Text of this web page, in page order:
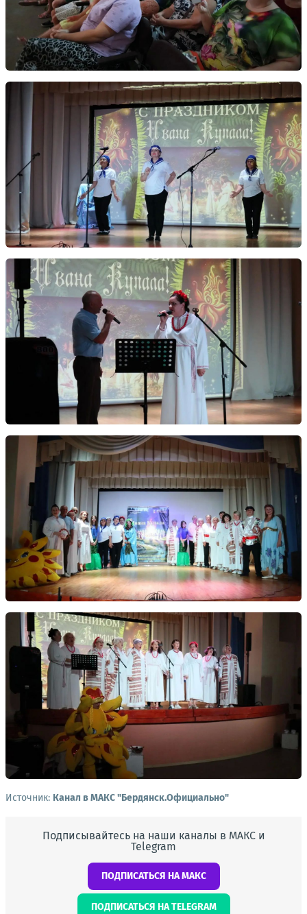
Источник: Канал в МАКС "Бердянск.Официально"
Подписывайтесь на наши каналы в МАКС и
Telegram
ПОДПИСАТЬСЯ НА МАКС
ПОДПИСАТЬСЯ НА TELEGRAM